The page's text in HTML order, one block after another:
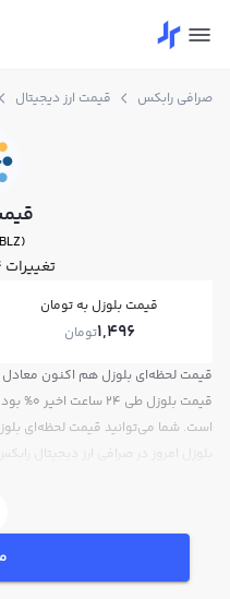
صرافی رابکس قیمت ارز دیجیتال
تغییرات ۲۴ ساعته:
قیمت بلوزل به تومان
1,496تومان
است. شما می‌توانید قیمت لحظه‌ای
بلوزل امروز در صرافی ارز دیجیتال